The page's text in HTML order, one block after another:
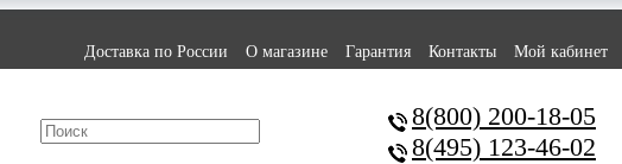
Доставка по России
О магазине Гарантия Контакты Мой кабинет
8(800) 200-18-05
8(495) 123-46-02